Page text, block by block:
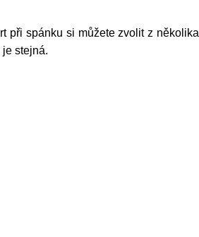
při spánku si můžete zvolit z několika
stejná.